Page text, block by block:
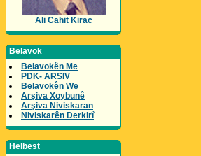
Ali Cahit Kirac
Belavok
Belavokên Me
PDK- ARSIV
Belavokên We
Arşiva Xoybunê
Arşiva Niviskaran
Niviskarên Derkirî
Helbest